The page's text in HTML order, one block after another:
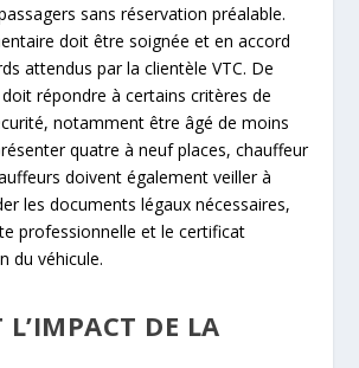
sans réservation préalable.
doit être soignée et en accord
attendus par la clientèle VTC. De
répondre à certains critères de
notamment être âgé de moins
quatre à neuf places, chauffeur
doivent également veiller à
les documents légaux nécessaires,
professionnelle et le certificat
du véhicule.
L’IMPACT DE LA